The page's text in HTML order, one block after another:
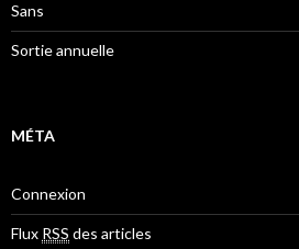
Sans
Sortie annuelle
MÉTA
Connexion
Flux RSS des articles